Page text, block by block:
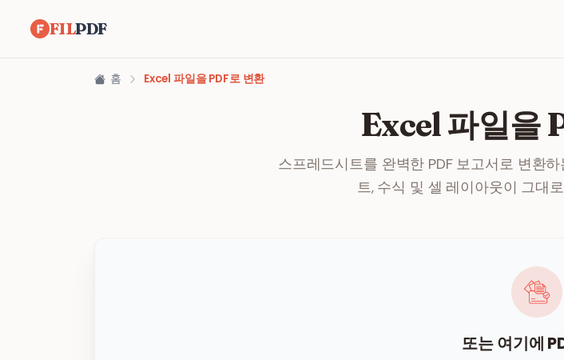
FILPDF
홈 Excel 파일을 PDF로 변환
Excel 파일을
스프레드시트를 완벽한 PDF 보고서로 변환
트, 수식 및 셀 레이아웃이 그대
또는 여기에